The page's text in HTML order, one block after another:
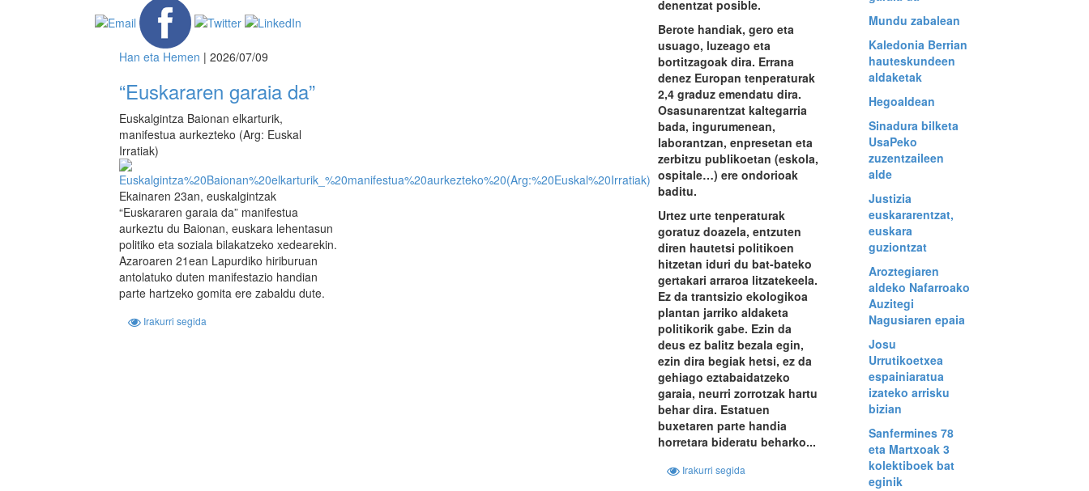
Han eta Hemen | 2026/07/09
“Euskararen garaia da”
Euskalgintza Baionan elkarturik,
manifestua aurkezteko (Arg: Euskal
Irratiak)
Ekainaren 23an, euskalgintzak
“Euskararen garaia da” manifestua
aurkeztu du Baionan, euskara lehentasun
politiko eta soziala bilakatzeko xedearekin.
Azaroaren 21ean Lapurdiko hiriburuan
antolatuko duten manifestazio handian
parte hartzeko gomita ere zabaldu dute.
Irakurri segida
denentzat posible.
Berote handiak, gero eta
usuago, luzeago eta
bortitzagoak dira. Errana
denez Europan tenperaturak
2,4 graduz emendatu dira.
Osasunarentzat kaltegarria
bada, ingurumenean,
laborantzan, enpresetan eta
zerbitzu publikoetan (eskola,
ospitale…) ere ondorioak
baditu.
Urtez urte tenperaturak
goratuz doazela, entzuten
diren hautetsi politikoen
hitzetan iduri du bat-bateko
gertakari arraroa litzatekeela.
Ez da trantsizio ekologikoa
plantan jarriko aldaketa
politikorik gabe. Ezin da
deus ez balitz bezala egin,
ezin dira begiak hetsi, ez da
gehiago eztabaidatzeko
garaia, neurri zorrotzak hartu
behar dira. Estatuen
buxetaren parte handia
horretara bideratu beharko...
Irakurri segida
Mundu zabalean
Kaledonia Berrian
hauteskundeen
aldaketak
Hegoaldean
Sinadura bilketa
UsaPeko
zuzentzaileen
alde
Justizia
euskararentzat,
euskara
guziontzat
Aroztegiaren
aldeko Nafarroako
Auzitegi
Nagusiaren epaia
Josu
Urrutikoetxea
espainiaratua
izateko arrisku
bizian
Sanfermines 78
eta Martxoak 3
kolektiboek bat
eginik